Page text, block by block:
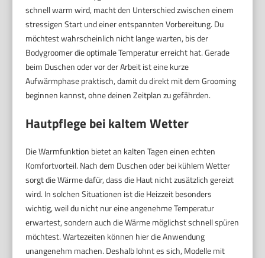
schnell warm wird, macht den Unterschied zwischen einem
stressigen Start und einer entspannten Vorbereitung. Du
möchtest wahrscheinlich nicht lange warten, bis der
Bodygroomer die optimale Temperatur erreicht hat. Gerade
beim Duschen oder vor der Arbeit ist eine kurze
Aufwärmphase praktisch, damit du direkt mit dem Grooming
beginnen kannst, ohne deinen Zeitplan zu gefährden.
Hautpflege bei kaltem Wetter
Die Warmfunktion bietet an kalten Tagen einen echten
Komfortvorteil. Nach dem Duschen oder bei kühlem Wetter
sorgt die Wärme dafür, dass die Haut nicht zusätzlich gereizt
wird. In solchen Situationen ist die Heizzeit besonders
wichtig, weil du nicht nur eine angenehme Temperatur
erwartest, sondern auch die Wärme möglichst schnell spüren
möchtest. Wartezeiten können hier die Anwendung
unangenehm machen. Deshalb lohnt es sich, Modelle mit